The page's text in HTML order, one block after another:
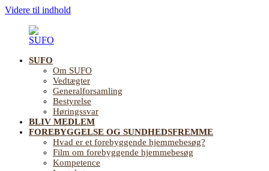
Videre til indhold
Landsforening
Sundhedsfremme
Forebyggelse
ældreområdet
SUFO
Om SUFO
Vedtægter
Generalforsamling
Bestyrelse
Høringssvar
BLIV MEDLEM
FOREBYGGELSE OG SUNDHEDSFREMME
Hvad er et forebyggende hjemmebesøg?
Film om forebyggende hjemmebesøg
Kompetence